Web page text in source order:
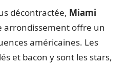
décontractée, Miami
arrondissement offre un
américaines. Les
et bacon y sont les stars,